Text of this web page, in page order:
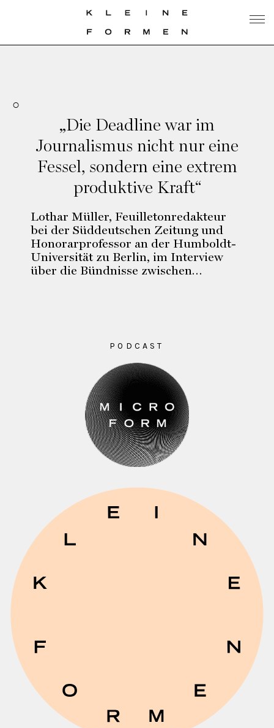
„Die Deadline war im
Journalismus nicht nur eine
Fessel, sondern eine extrem
produktive Kraft“
Lothar Müller, Feuilletonredakteur
bei der Süddeutschen Zeitung und
Honorarprofessor an der Humboldt-
Universität zu Berlin, im Interview
über die Bündnisse zwischen…
PODCAST